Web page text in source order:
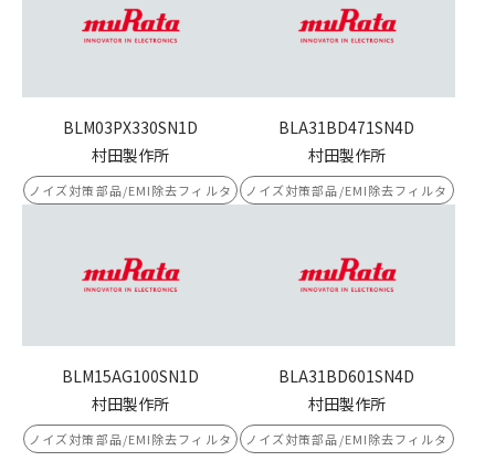
BLM03PX330SN1D
村田製作所
ノイズ対策部品/EMI除去フィルタ
BLA31BD471SN4D
村田製作所
ノイズ対策部品/EMI除去フィルタ
BLM15AG100SN1D
村田製作所
ノイズ対策部品/EMI除去フィルタ
BLA31BD601SN4D
村田製作所
ノイズ対策部品/EMI除去フィルタ